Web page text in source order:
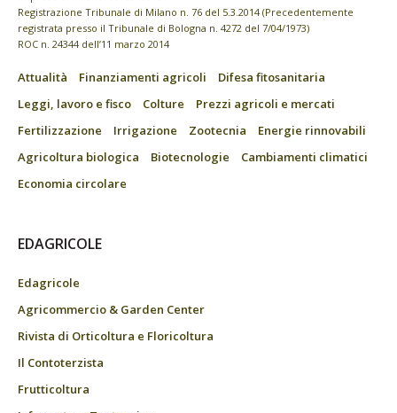
Registrazione Tribunale di Milano n. 76 del 5.3.2014 (Precedentemente
registrata presso il Tribunale di Bologna n. 4272 del 7/04/1973)
ROC n. 24344 dell’11 marzo 2014
Attualità Finanziamenti agricoli
Difesa fitosanitaria
Leggi, lavoro e fisco
Colture
Prezzi agricoli e mercati
Fertilizzazione
Irrigazione Zootecnia
Energie rinnovabili
Agricoltura biologica
Biotecnologie
Cambiamenti climatici
Economia circolare
EDAGRICOLE
Edagricole
Agricommercio & Garden Center
Rivista di Orticoltura e Floricoltura
Il Contoterzista
Frutticoltura